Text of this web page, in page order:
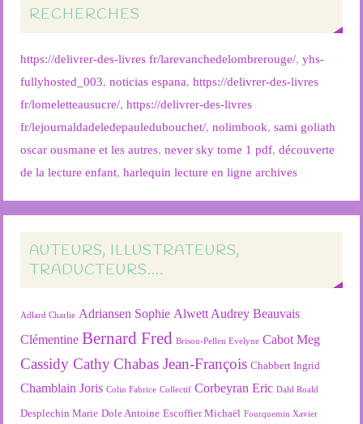
RECHERCHES
https://delivrer-des-livres fr/larevanchedelombrerouge/,yhs-
fullyhosted_003,noticias espana,https://delivrer-des-livres
fr/lomeletteausucre/,https://delivrer-des-livres
fr/lejournaldadeledepauledubouchet/,nolimbook,sami goliath
oscar ousmane et les autres,never sky tome 1 pdf,découverte
de la lecture enfant,harlequin lecture en ligne archives
AUTEURS, ILLUSTRATEURS,
TRADUCTEURS….
Adlard Charlie Adriansen Sophie Alwett Audrey Beauvais
Clémentine Bernard Fred Brisou-Pellen Evelyne Cabot Meg
Cassidy Cathy Chabas Jean-François Chabbert Ingrid
Chamblain Joris Colin Fabrice Collectif Corbeyran Eric Dahl Roald
Desplechin Marie Dole Antoine Escoffier Michaël Fourquemin Xavier